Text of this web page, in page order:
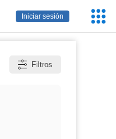
Iniciar sesión
Filtros